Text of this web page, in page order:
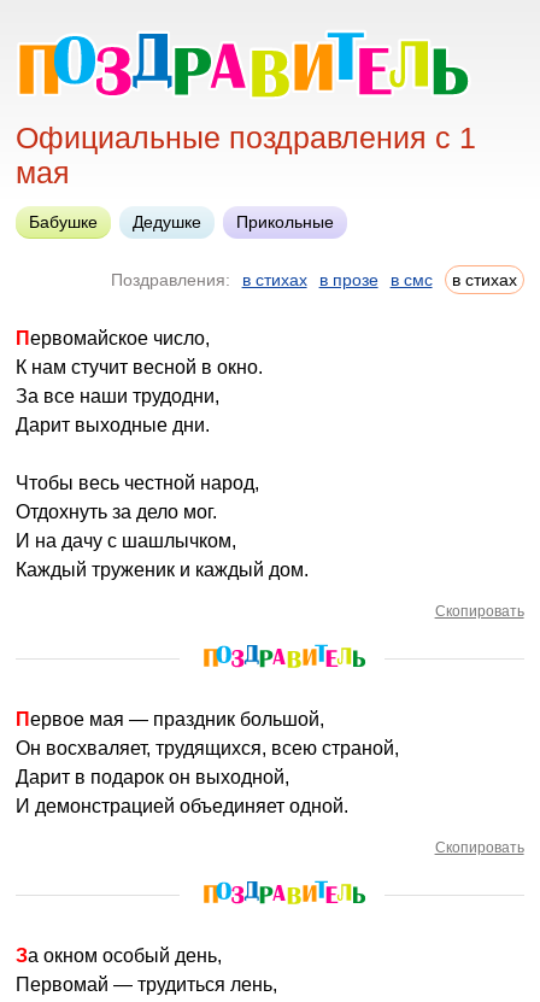
Официальные поздравления с 1
мая
Бабушке Дедушке Прикольные
Поздравления: в стихах в прозе в смс в стихах
Первомайское число,
К нам стучит весной в окно.
За все наши трудодни,
Дарит выходные дни.
Чтобы весь честной народ,
Отдохнуть за дело мог.
И на дачу с шашлычком,
Каждый труженик и каждый дом.
Скопировать
Первое мая — праздник большой,
Он восхваляет, трудящихся, всею страной,
Дарит в подарок он выходной,
И демонстрацией объединяет одной.
Скопировать
За окном особый день,
Первомай — трудиться лень,